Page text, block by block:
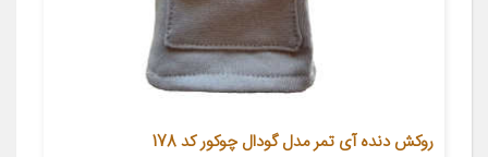
روکش دنده آی تمر مدل گودال چوکور کد 178